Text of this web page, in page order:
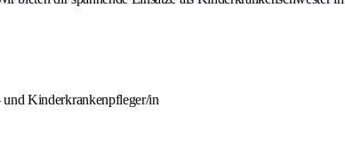
und Kinderkrankenpfleger/in